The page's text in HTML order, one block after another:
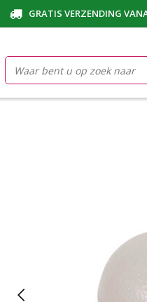
GRATIS VERZENDING